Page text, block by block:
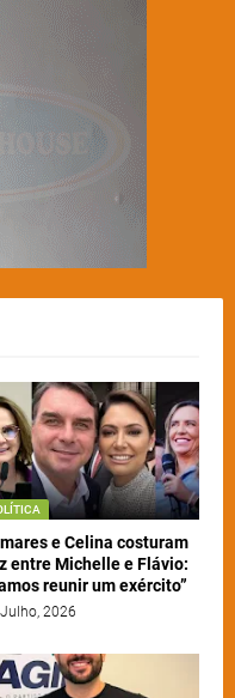
e Celina costuram
entre Michelle e Flávio:
reunir um exército”
2026